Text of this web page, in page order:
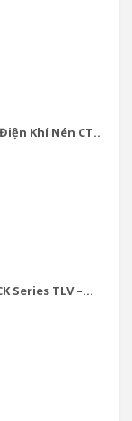
Khí Nén CT...
Series TLV –...